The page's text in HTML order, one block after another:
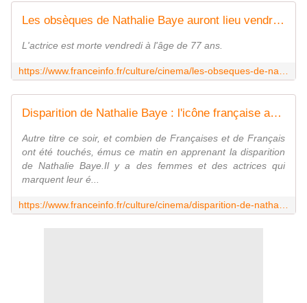
Les obsèques de Nathalie Baye auront lieu vendredi matin à Paris
L'actrice est morte vendredi à l'âge de 77 ans.
Disparition de Nathalie Baye : l'icône française aux 4 César
Autre titre ce soir, et combien de Françaises et de Français
ont été touchés, émus ce matin en apprenant la disparition
de Nathalie Baye.Il y a des femmes et des actrices qui
marquent leur é...